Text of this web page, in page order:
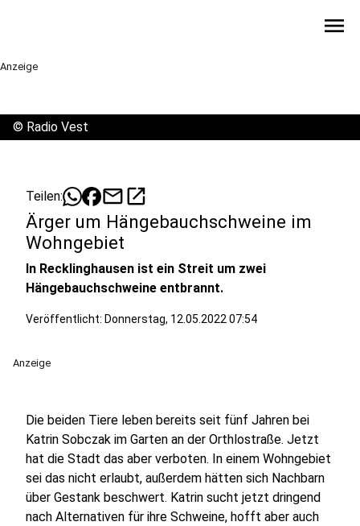
menu
Anzeige
© Radio Vest
Teilen: mailopen_in_new
Ärger um Hängebauchschweine im
Wohngebiet
In Recklinghausen ist ein Streit um zwei
Hängebauchschweine entbrannt.
Veröffentlicht: Donnerstag, 12.05.2022 07:54
Anzeige
Die beiden Tiere leben bereits seit fünf Jahren bei
Katrin Sobczak im Garten an der Orthlostraße. Jetzt
hat die Stadt das aber verboten. In einem Wohngebiet
sei das nicht erlaubt, außerdem hätten sich Nachbarn
über Gestank beschwert. Katrin sucht jetzt dringend
nach Alternativen für ihre Schweine, hofft aber auch